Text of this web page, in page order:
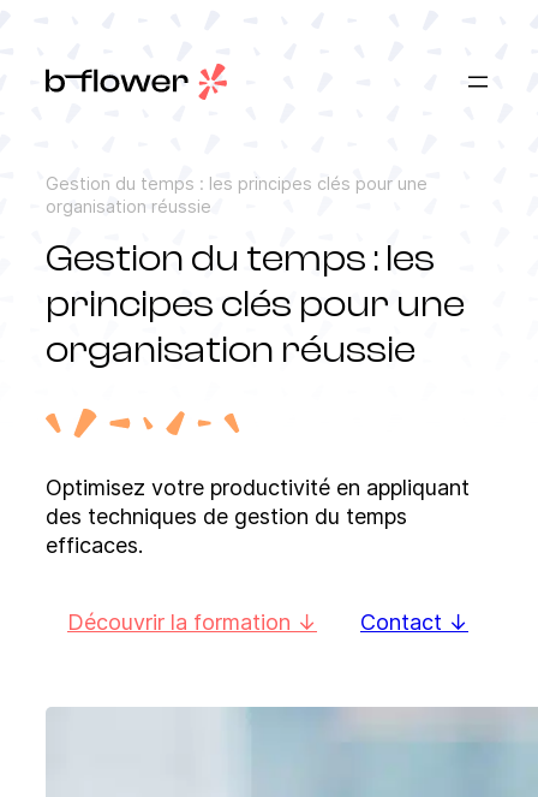
Gestion du temps : les principes clés pour une
organisation réussie
Gestion du temps : les
principes clés pour une
organisation réussie
Optimisez votre productivité en appliquant
des techniques de gestion du temps
efficaces.
Découvrir la formation Contact